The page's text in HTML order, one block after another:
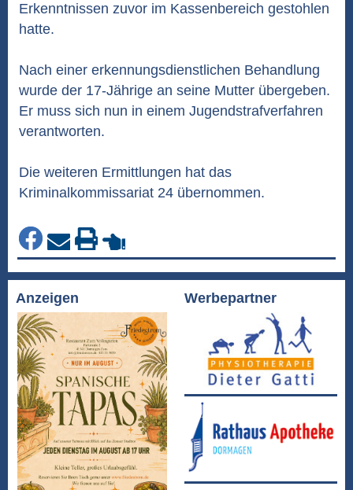
Erkenntnissen zuvor im Kassenbereich gestohlen
hatte.
Nach einer erkennungsdienstlichen Behandlung
wurde der 17-Jährige an seine Mutter übergeben.
Er muss sich nun in einem Jugendstrafverfahren
verantworten.
Die weiteren Ermittlungen hat das
Kriminalkommissariat 24 übernommen.
Anzeigen Werbepartner